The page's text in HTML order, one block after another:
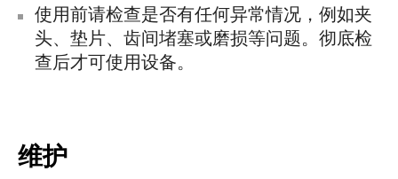
使用前请检查是否有任何异常情况，例如夹
头、垫片、齿间堵塞或磨损等问题。彻底检
查后才可使用设备。
维护